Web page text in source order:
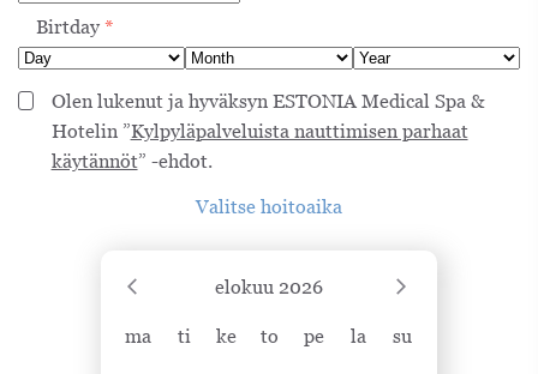
Birtday *
Olen lukenut ja hyväksyn ESTONIA Medical Spa &
Hotelin ”Kylpyläpalveluista nauttimisen parhaat
käytännöt” -ehdot.
Valitse hoitoaika
elokuu 2026
ma ti ke to pe la su